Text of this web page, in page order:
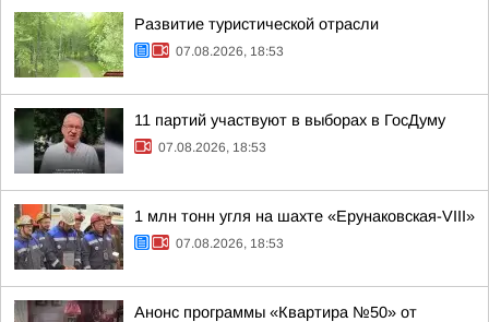
Развитие туристической отрасли
07.08.2026, 18:53
11 партий участвуют в выборах в ГосДуму
07.08.2026, 18:53
1 млн тонн угля на шахте «Ерунаковская-VIII»
07.08.2026, 18:53
Анонс программы «Квартира №50» от